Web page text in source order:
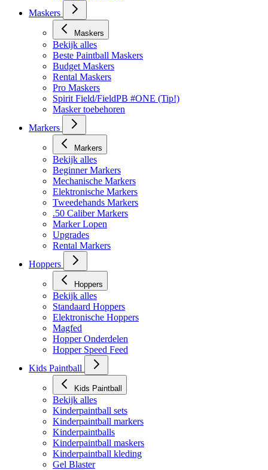
Maskers
Maskers
Bekijk alles
Beste Paintball Maskers
Budget Maskers
Rental Maskers
Pro Maskers
Spirit Field/FieldPB #ONE (Tip!)
Masker toebehoren
Markers
Markers
Bekijk alles
Beginner Markers
Mechanische Markers
Elektronische Markers
Tweedehands Markers
.50 Caliber Markers
Marker Lopen
Upgrades
Rental Markers
Hoppers
Hoppers
Bekijk alles
Standaard Hoppers
Elektronische Hoppers
Magfed
Hopper Onderdelen
Hopper Speed Feed
Kids Paintball
Kids Paintball
Bekijk alles
Kinderpaintball sets
Kinderpaintball markers
Kinderpaintballs
Kinderpaintball maskers
Kinderpaintball kleding
Gel Blaster